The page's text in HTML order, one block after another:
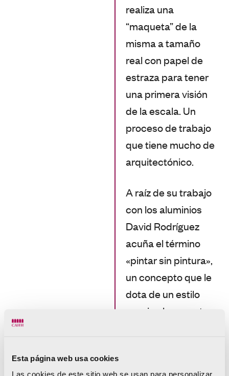
Esta página web usa cookies
Las cookies de este sitio web se usan para personalizar
realiza una
“maqueta” de la
misma a tamaño
real con papel de
estraza para tener
una primera visión
de la escala. Un
proceso de trabajo
que tiene mucho de
arquitectónico.
A raíz de su trabajo
con los aluminios
David Rodríguez
acuña el término
«pintar sin pintura»,
un concepto que le
dota de un estilo
propio claramente